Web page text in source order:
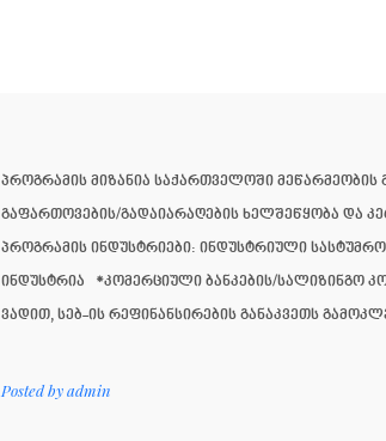
პროგრამის მიზანია საქართველოში მეწარმეობის
გაფართოვების/გადაიარაღების ხელშეწყობა და
პროგრამის ინდუსტრიები: ინდუსტრიული
ინდუსტრია *კომერციული ბანკების/სალიზინგო
ვადით, სებ-ის რეფინანსირების განაკვეთს
Posted byadmin